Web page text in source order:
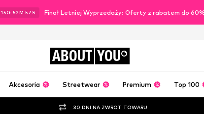
15G 52M 54 S Finał Letniej Wyprzedaży: Oferty z rabatem do
ABOUT YOU
Akcesoria Streetwear Premium Top 100
30 DNI NA ZWROT TOWARU